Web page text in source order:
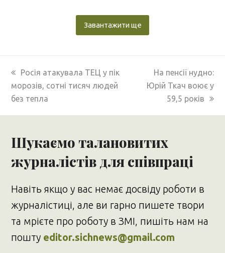
Завантажити ще
previous
post:
Росія атакувала ТЕЦ у пік
морозів, сотні тисяч людей
без тепла
next
post:
На пенсії нудно:
Юрій Ткач воює у
59,5 років
Шукаємо талановитих
журналістів для співпраці
Навіть якщо у вас немає досвіду роботи в
журналістиці, але ви гарно пишете твори
та мрієте про роботу в ЗМІ, пишіть нам на
пошту editor.sichnews@gmail.com